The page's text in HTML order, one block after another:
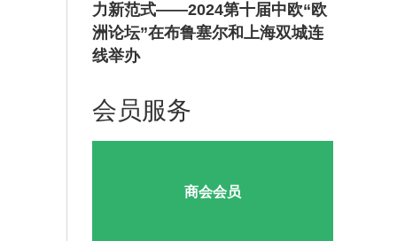
力新范式——2024第十届中欧“欧
洲论坛”在布鲁塞尔和上海双城连
线举办
会员服务
商会会员